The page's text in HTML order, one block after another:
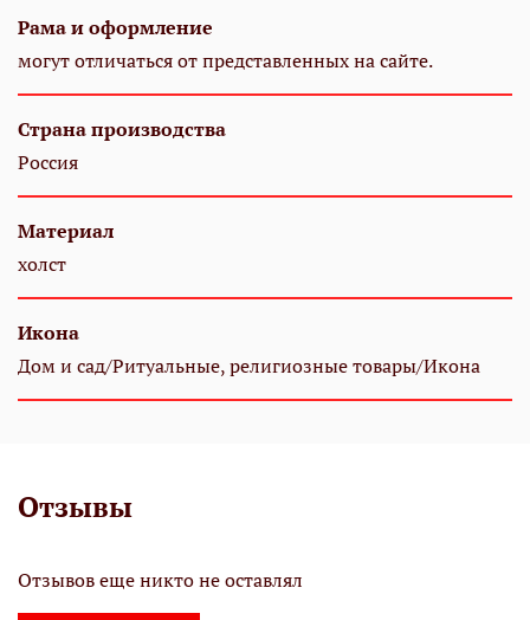
Рама и оформление
могут отличаться от представленных на сайте.
Страна производства
Россия
Материал
холст
Икона
Дом и сад/Ритуальные, религиозные товары/Икона
Отзывы
Отзывов еще никто не оставлял